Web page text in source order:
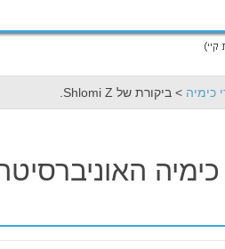
כימיה > ביקורת של Shlomi Z.